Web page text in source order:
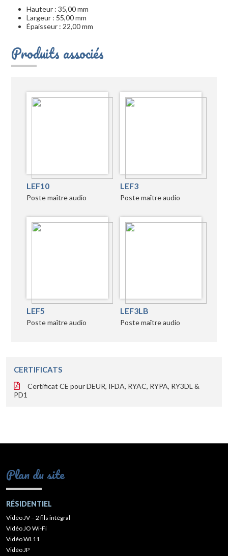
Hauteur : 35,00 mm
Largeur : 55,00 mm
Épaisseur : 22,00 mm
Produits associés
LEF10
Poste maître audio
LEF3
Poste maître audio
LEF5
Poste maître audio
LEF3LB
Poste maître audio
CERTIFICATS
Certificat CE pour DEUR, IFDA, RYAC, RYPA, RY3DL &
PD1
Plan du site
RÉSIDENTIEL
Vidéo JV – 2 fils intégral
Vidéo JO Wi-Fi
Vidéo WL11
Vidéo JP